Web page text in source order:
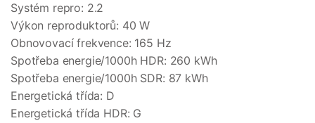
Systém repro: 2.2
Výkon reproduktorů: 40 W
Obnovovací frekvence: 165 Hz
Spotřeba energie/1000h HDR: 260 kWh
Spotřeba energie/1000h SDR: 87 kWh
Energetická třída: D
Energetická třída HDR: G